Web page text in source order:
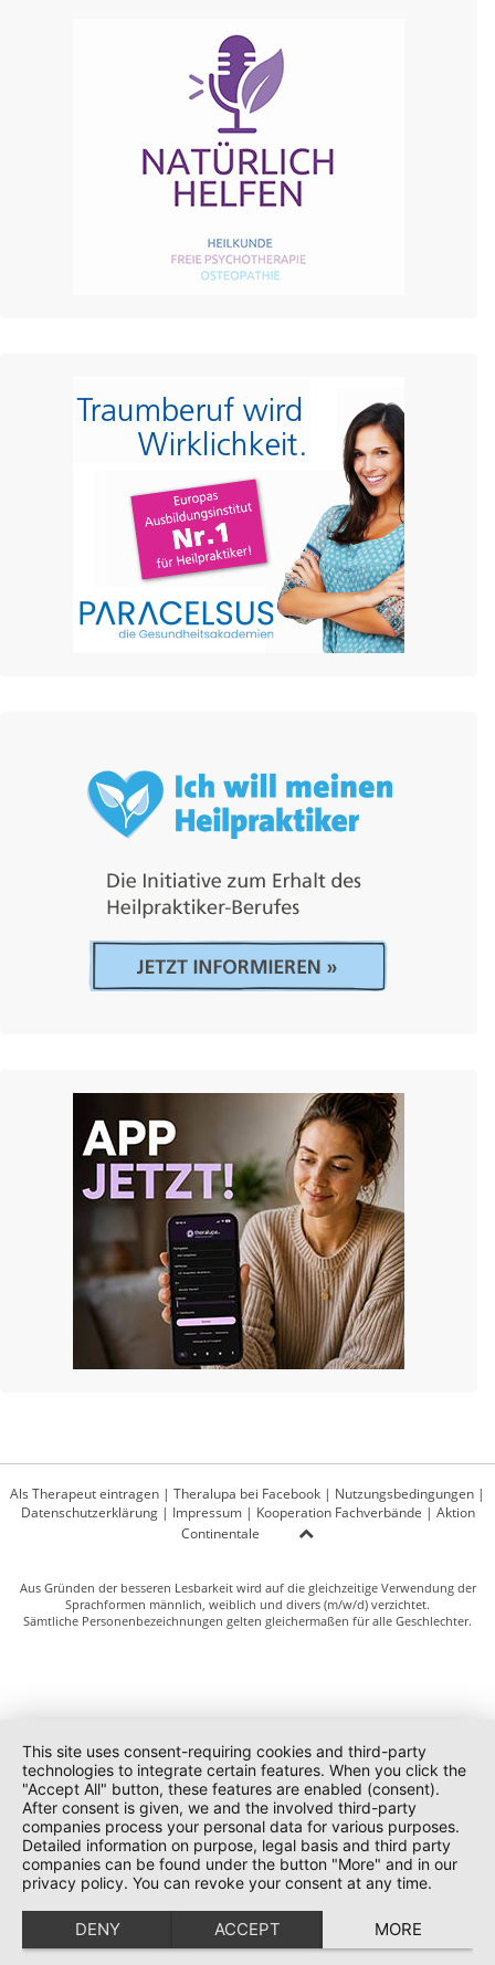
Als Therapeut eintragen | Theralupa bei Facebook | Nutzungsbedingungen |
Datenschutzerklärung| Impressum| Kooperation Fachverbände | Aktion
Continentale
Aus Gründen der besseren Lesbarkeit wird auf die gleichzeitige Verwendung der
Sprachformen männlich, weiblich und divers (m/w/d) verzichtet.
Sämtliche Personenbezeichnungen gelten gleichermaßen für alle Geschlechter.
This site uses consent-requiring cookies and third-party
technologies to integrate certain features. When you click the
"Accept All" button, these features are enabled (consent).
After consent is given, we and the involved third-party
companies process your personal data for various purposes.
Detailed information on purpose, legal basis and third party
companies can be found under the button "More" and in our
privacy policy. You can revoke your consent at any time.
DENY ACCEPT MORE